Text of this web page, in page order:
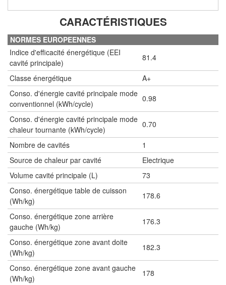
CARACTÉRISTIQUES
NORMES EUROPEENNES
Indice d'efficacité énergétique (EEI
cavité principale)
81.4
Classe énergétique
A+
Conso. d'énergie cavité principale mode
conventionnel (kWh/cycle)
0.98
Conso. d'énergie cavité principale mode
chaleur tournante (kWh/cycle)
0.70
Nombre de cavités
1
Source de chaleur par cavité
Electrique
Volume cavité principale (L)
73
Conso. énergétique table de cuisson
(Wh/kg)
178.6
Conso. énergétique zone arrière
gauche (Wh/kg)
176.3
Conso. énergétique zone avant doite
(Wh/kg)
182.3
Conso. énergétique zone avant gauche
(Wh/kg)
178